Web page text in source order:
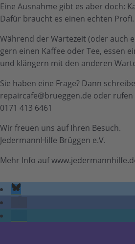
Eine Ausnahme gibt es aber doch:
Dafür braucht es einen echten Profi.
Während der Wartezeit (oder auch
gern einen Kaffee oder Tee, essen
und klängern mit den anderen
Sie haben eine Frage? Dann
repaircafe@brueggen.de oder
0171 413 6461
Wir freuen uns auf Ihren Besuch.
JedermannHilfe Brüggen e.V.
Mehr Info auf